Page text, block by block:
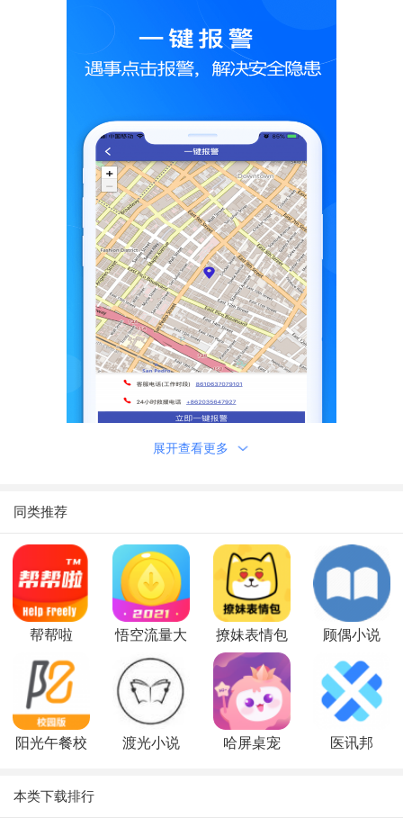
搜索功能，可在境'外保险界面点击右上角搜索图标进行手
风险预警功能，也是风险地球app最主要的功能，为境'外中
资企业提供风险评估与预警;
培训功能，风险地球app提供在线培训课程，帮助你更好的
解决风险，减少损失;
汇率兑换功能，风险地球app内自动为你换算本国货币与外
国货币的汇率。
软件特色
1、风险地球app以地图的形式展示报警位置，方便用户能
展开查看更多
同类推荐
帮帮啦
悟空流量大
王
撩妹表情包 顾偶小说
阳光午餐校
渡光小说 哈屏桌宠 医讯邦
本类下载排行